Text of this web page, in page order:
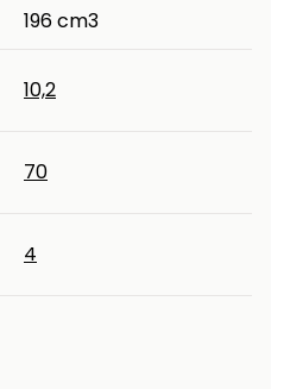
196 cm3
10,2
70
4